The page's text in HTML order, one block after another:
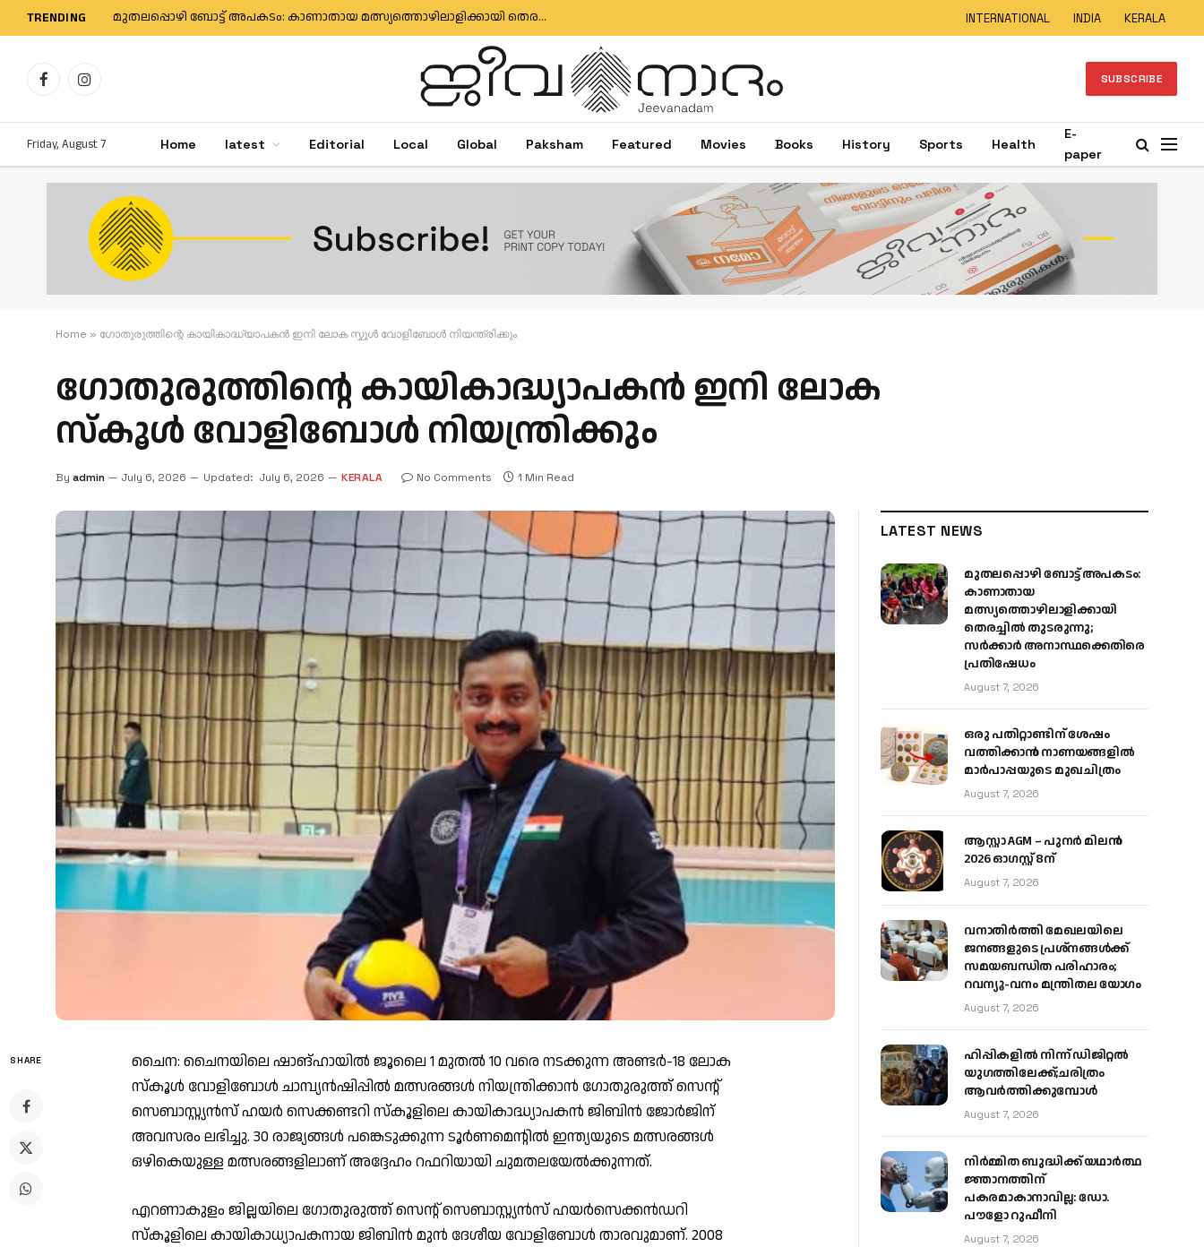
TRENDING മുതലപ്പൊഴി ബോട്ട് അപകടം: കാണാതായ മത്സ്യത്തൊഴിലാളിക്കായി തെരച്ചിൽ തുടരുന്നു; സർക്കാർ അനാസ്ഥക്കെതിരെ പ്രതിഷേധം INTERNATIONAL INDIA KERALA
FacebookInstagram SUBSCRIBE
Friday, August 7 Home latest Editorial Local Global Paksham Featured Movies Books History Sports Health
E-
paper
Home » ഗോതുരുത്തിന്റെ കായികാദ്ധ്യാപകൻ ഇനി ലോക സ്കൂൾ വോളിബോൾ നിയന്ത്രിക്കും
ഗോതുരുത്തിന്റെ കായികാദ്ധ്യാപകൻ ഇനി ലോക
സ്കൂൾ വോളിബോൾ നിയന്ത്രിക്കും
By admin July 6, 2026 Updated: July 6, 2026 KERALA No Comments 1 Min Read
SHARE
ചൈന: ചൈനയിലെ ഷാങ്ഹായിൽ ജൂലൈ 1 മുതൽ 10 വരെ നടക്കുന്ന അണ്ടർ-18 ലോക
സ്കൂൾ വോളിബോൾ ചാമ്പ്യൻഷിപ്പിൽ മത്സരങ്ങൾ നിയന്ത്രിക്കാൻ ഗോതുരുത്ത് സെൻ്റ്
സെബാസ്റ്റ്യൻസ് ഹയർ സെക്കണ്ടറി സ്‌കൂളിലെ കായികാദ്ധ്യാപകൻ ജിബിൻ ജോർജിന്
അവസരം ലഭിച്ചു. 30 രാജ്യങ്ങൾ പങ്കെടുക്കുന്ന ടൂർണമെന്റിൽ ഇന്ത്യയുടെ മത്സരങ്ങൾ
ഒഴികെയുള്ള മത്സരങ്ങളിലാണ് അദ്ദേഹം റഫറിയായി ചുമതലയേൽക്കുന്നത്.
എറണാകുളം ജില്ലയിലെ ഗോതുരുത്ത് സെന്റ് സെബാസ്റ്റ്യൻസ് ഹയർസെക്കൻഡറി
സ്കൂളിലെ കായികാധ്യാപകനായ ജിബിൻ മുൻ ദേശീയ വോളിബോൾ താരവുമാണ്. 2008
LATEST NEWS
മുതലപ്പൊഴി ബോട്ട് അപകടം:
കാണാതായ
മത്സ്യത്തൊഴിലാളിക്കായി
തെരച്ചിൽ തുടരുന്നു;
സർക്കാർ അനാസ്ഥക്കെതിരെ
പ്രതിഷേധം
August 7, 2026
ഒരു പതിറ്റാണ്ടിന് ശേഷം
വത്തിക്കാൻ നാണയങ്ങളിൽ
മാർപാപ്പയുടെ മുഖചിത്രം
August 7, 2026
ആസ്റ്റാ AGM – പുനർ മിലൻ
2026 ഓഗസ്റ്റ് 8ന്
August 7, 2026
വനാതിർത്തി മേഖലയിലെ
ജനങ്ങളുടെ പ്രശ്നങ്ങൾക്ക്
സമയബന്ധിത പരിഹാരം;
റവന്യൂ-വനം മന്ത്രിതല യോഗം
August 7, 2026
ഹിപ്പികളില്‍ നിന്ന് ഡിജിറ്റല്‍
യുഗത്തിലേക്ക്;ചരിത്രം
ആവര്‍ത്തിക്കുമ്പോള്‍
August 7, 2026
നിർമ്മിത ബുദ്ധിക്ക് യഥാർത്ഥ
ജ്ഞാനത്തിന്
പകരമാകാനാവില്ല: ഡോ.
പൗളോ റുഫീനി
August 7, 2026